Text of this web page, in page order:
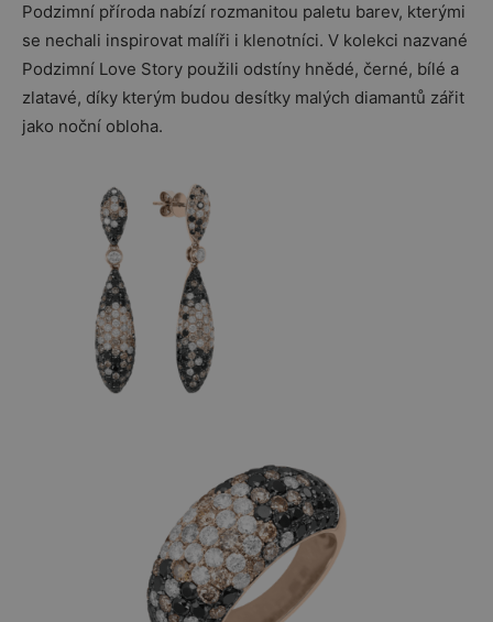
Podzimní příroda nabízí rozmanitou paletu barev, kterými
se nechali inspirovat malíři i klenotníci. V kolekci nazvané
Podzimní Love Story použili odstíny hnědé, černé, bílé a
zlatavé, díky kterým budou desítky malých diamantů zářit
jako noční obloha.